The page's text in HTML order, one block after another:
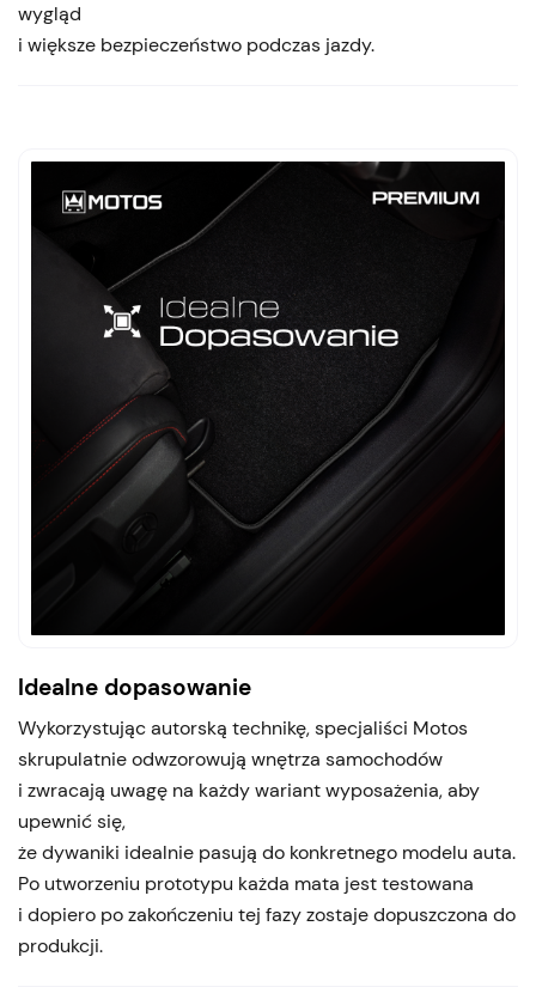
wygląd
i większe bezpieczeństwo podczas jazdy.
Idealne dopasowanie
Wykorzystując autorską technikę, specjaliści Motos
skrupulatnie odwzorowują wnętrza samochodów
i zwracają uwagę na każdy wariant wyposażenia, aby
upewnić się,
że dywaniki idealnie pasują do konkretnego modelu auta.
Po utworzeniu prototypu każda mata jest testowana
i dopiero po zakończeniu tej fazy zostaje dopuszczona do
produkcji.